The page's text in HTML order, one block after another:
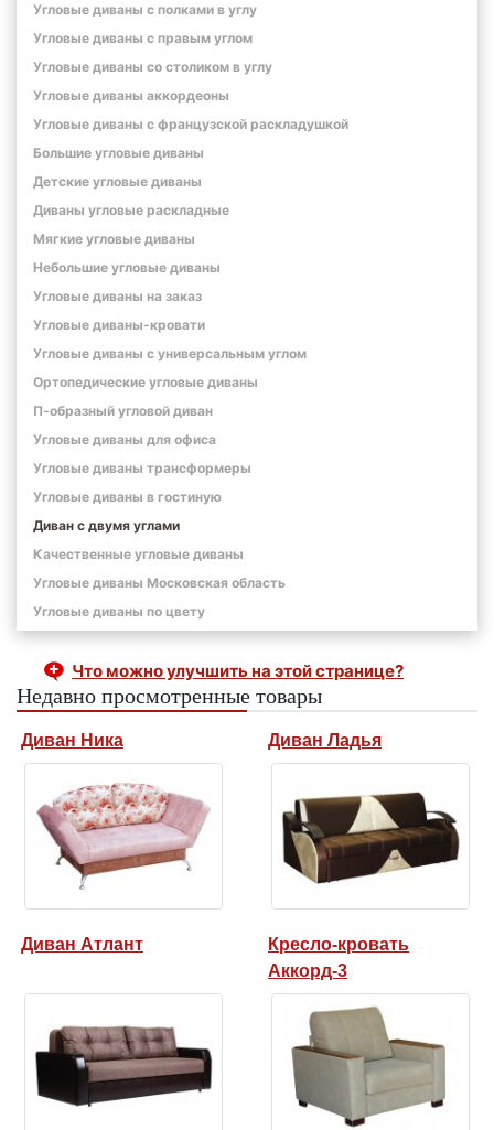
Угловые диваны с полками в углу
Угловые диваны с правым углом
Угловые диваны со столиком в углу
Угловые диваны аккордеоны
Угловые диваны с французской раскладушкой
Большие угловые диваны
Детские угловые диваны
Диваны угловые раскладные
Мягкие угловые диваны
Небольшие угловые диваны
Угловые диваны на заказ
Угловые диваны-кровати
Угловые диваны с универсальным углом
Ортопедические угловые диваны
П-образный угловой диван
Угловые диваны для офиса
Угловые диваны трансформеры
Угловые диваны в гостиную
Диван с двумя углами
Качественные угловые диваны
Угловые диваны Московская область
Угловые диваны по цвету
Что можно улучшить на этой странице?
Недавно просмотренные товары
Диван Ника Диван Ладья
Диван Атлант
Кресло-кровать
Аккорд-3